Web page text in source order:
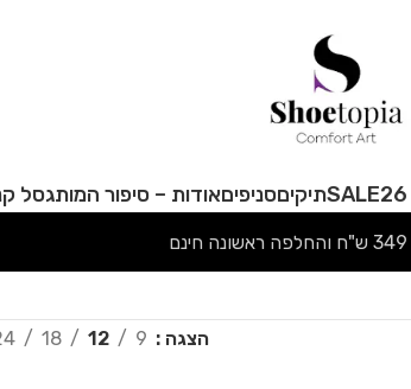
SALEתיקיםסניפיםאודות – סיפור המותגסל
הצגה 9
12
18